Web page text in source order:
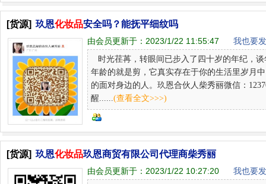
[货源] 玖恩化妆品安全吗？能抚平细纹吗
由会员更新于： 2023/1/22 11:55:47 我也要
时光荏苒，转眼间已步入了四十岁的年纪，
年龄的就是剪，它真实存在于你的生活里岁月
的面对身边的人。玖恩合伙人柴秀丽微信：
醒......(查看全文>>>)
[货源] 玖恩化妆品玖恩商贸有限公司代理商柴秀丽
由会员更新于： 2023/1/22 10:27:20 我也要